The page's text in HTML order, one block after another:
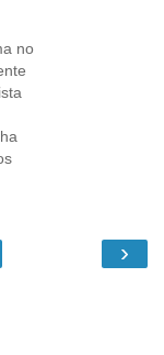
no
›